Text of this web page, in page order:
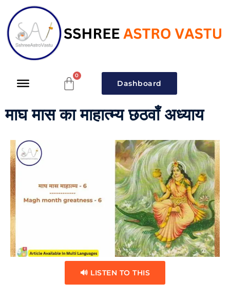
Dashboard
माघ मास का माहात्म्य छठवाँ अध्याय
🔊 LISTEN TO THIS